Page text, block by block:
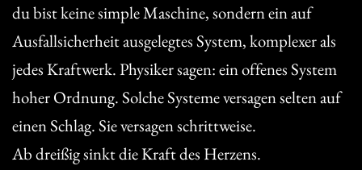
du bist keine simple Maschine, sondern ein auf
Ausfallsicherheit ausgelegtes System, komplexer als
jedes Kraftwerk. Physiker sagen: ein offenes System
hoher Ordnung. Solche Systeme versagen selten auf
einen Schlag. Sie versagen schrittweise.
Ab dreißig sinkt die Kraft des Herzens.